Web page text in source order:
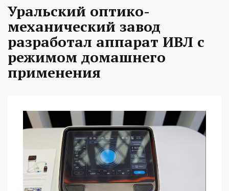
Уральский оптико-
механический завод
разработал аппарат ИВЛ с
режимом домашнего
применения